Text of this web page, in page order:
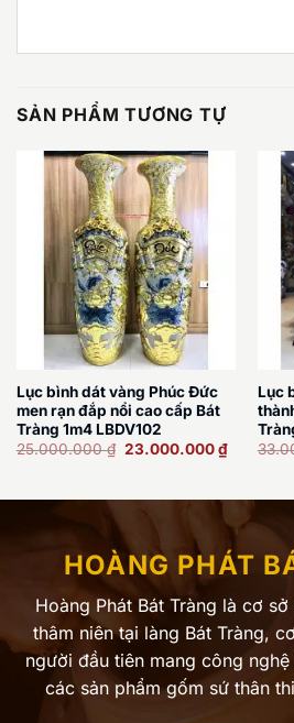
SẢN PHẨM TƯƠNG TỰ
Lục bình dát vàng Phúc Đức
men rạn đắp nổi cao cấp Bát
Tràng 1m4 LBDV102
25.000.000₫ Giá
23.000.000₫Giá
hiện
Lục
HOÀNG PHÁT
Hoàng Phát Bát Tràng là cơ
thâm niên tại làng Bát Tràng,
người đầu tiên mang công
các sản phẩm gốm sứ thân